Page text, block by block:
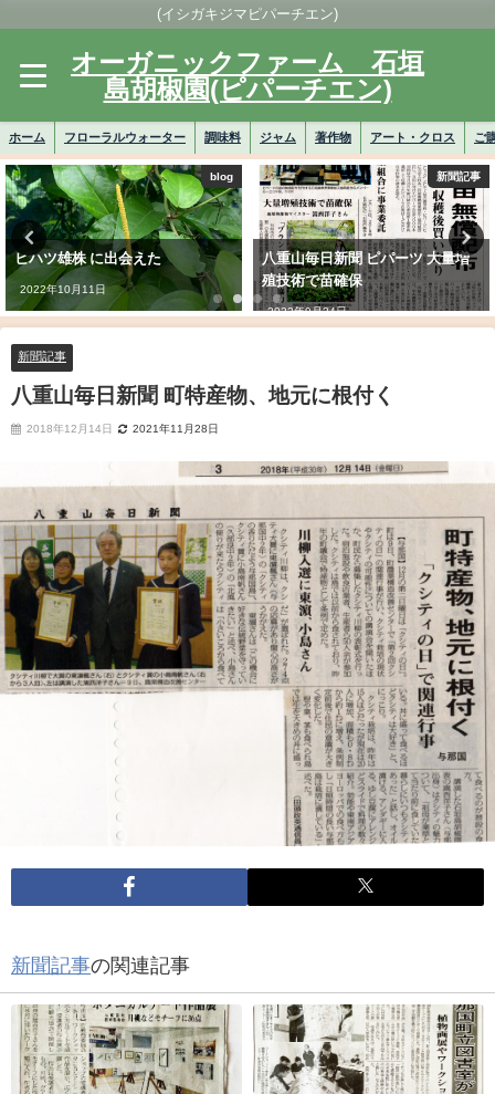
(イシガキジマピパーチエン)
オーガニックファーム 石垣
島胡椒園(ピパーチエン)
ホーム フローラルウォーター 調味料 ジャム 著作物 アート・クロス ご
blog
ヒハツ雄株 に出会えた
2022年10月11日
新聞記事
八重山毎日新聞 ピパーツ 大量増
殖技術で苗確保
2022年9月24日
新聞記事
八重山毎日新聞 町特産物、地元に根付く
2018年12月14日 2021年11月28日
新聞記事の関連記事